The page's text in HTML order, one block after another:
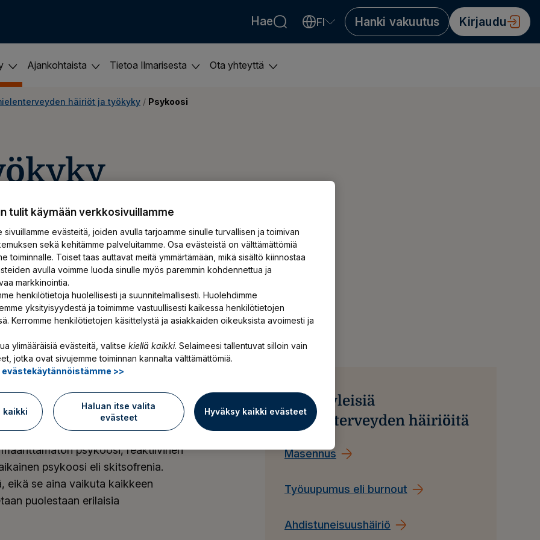
Hae FI
Valitse kieli Välj språk Choose language
Hanki vakuutus Kirjaudu
Ajankohtaista Tietoa Ilmarisesta Ota yhteyttä
häiriöt ja työkyky / Psykoosi
ja harhaluuloja. Lievät oireet
tarkoitetaan pitkäkestoisia
todellisuudentaju on heikentynyt ja
ei. Todellisuuden erottaminen oman
psykoosi, reaktiivinen
psykoosi eli skitsofrenia.
eikä se aina vaikuta kaikkeen
puolestaan erilaisia
Muita yleisiä
mielenterveyden häiriöitä
Masennus
Työuupumus eli burnout
Ahdistuneisuushäiriö
tulit käymään verkkosivuillamme
sivuillamme evästeitä, joiden avulla tarjoamme sinulle turvallisen ja toimivan
sekä kehitämme palveluitamme. Osa evästeistä on välttämättömiä
toiminnalle. Toiset taas auttavat meitä ymmärtämään, mikä sisältö kiinnostaa
avulla voimme luoda sinulle myös paremmin kohdennettua ja
markkinointia.
henkilötietoja huolellisesti ja suunnitelmallisesti. Huolehdimme
yksityisyydestä ja toimimme vastuullisesti kaikessa henkilötietojen
Kerromme henkilötietojen käsittelystä ja asiakkaiden oikeuksista avoimesti ja
ylimääräisiä evästeitä, valitse kiellä kaikki. Selaimeesi tallentuvat silloin vain
jotka ovat sivujemme toiminnan kannalta välttämättömiä.
evästekäytännöistämme >>
kaikki
Haluan itse valita
evästeet
Hyväksy kaikki evästeet